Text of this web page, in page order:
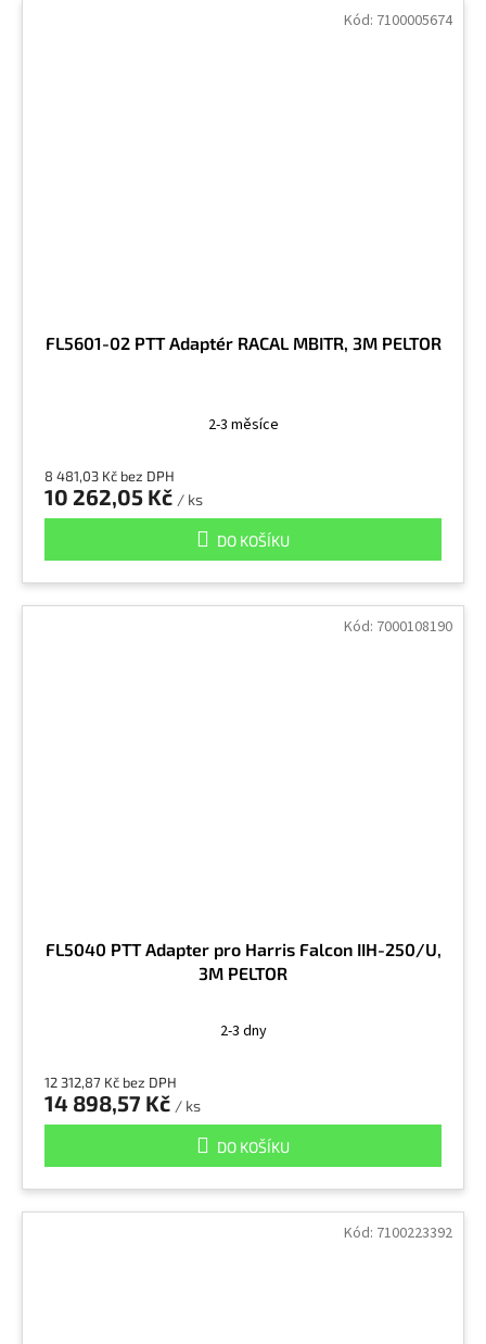
FL5601-02 PTT Adaptér RACAL MBITR, 3M PELTOR
2-3 měsíce
8 481,03 Kč bez DPH
10 262,05 Kč / ks
DO KOŠÍKU
Kód: 7100005674
FL5040 PTT Adapter pro Harris Falcon IIH-250/U,
3M PELTOR
2-3 dny
12 312,87 Kč bez DPH
14 898,57 Kč / ks
DO KOŠÍKU
Kód: 7000108190
Kód: 7100223392